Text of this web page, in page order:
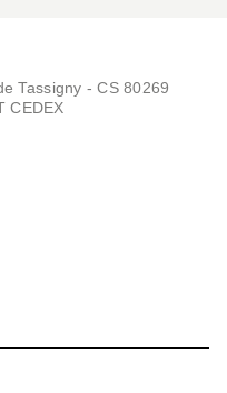
Tassigny - CS 80269
CEDEX